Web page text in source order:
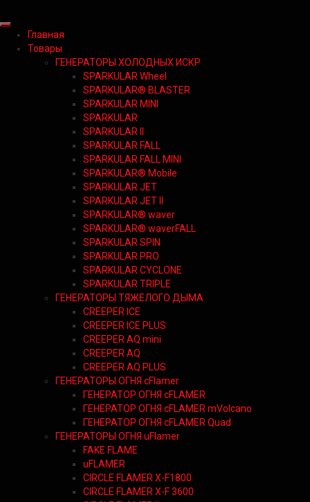
Главная
Товары
ГЕНЕРАТОРЫ ХОЛОДНЫХ ИСКР
SPARKULAR Wheel
SPARKULAR® BLASTER
SPARKULAR MINI
SPARKULAR
SPARKULAR II
SPARKULAR FALL
SPARKULAR FALL MINI
SPARKULAR® Mobile
SPARKULAR JET
SPARKULAR JET II
SPARKULAR® waver
SPARKULAR® waverFALL
SPARKULAR SPIN
SPARKULAR PRO
SPARKULAR CYCLONE
SPARKULAR TRIPLE
ГЕНЕРАТОРЫ ТЯЖЕЛОГО ДЫМА
CREEPER ICE
CREEPER ICE PLUS
CREEPER AQ mini
CREEPER AQ
CREEPER AQ PLUS
ГЕНЕРАТОРЫ ОГНЯ cFlamer
ГЕНЕРАТОР ОГНЯ сFLAMER
ГЕНЕРАТОР ОГНЯ сFLAMER mVolcano
ГЕНЕРАТОР ОГНЯ сFLAMER Quad
ГЕНЕРАТОРЫ ОГНЯ uFlamer
FAKE FLAME
uFLAMER
CIRCLE FLAMER X-F1800
CIRCLE FLAMER X-F 3600